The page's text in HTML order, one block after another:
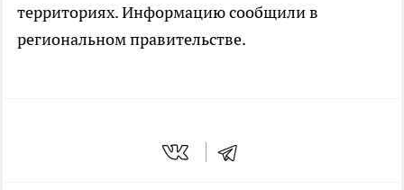
территориях. Информацию сообщили в
региональном правительстве.